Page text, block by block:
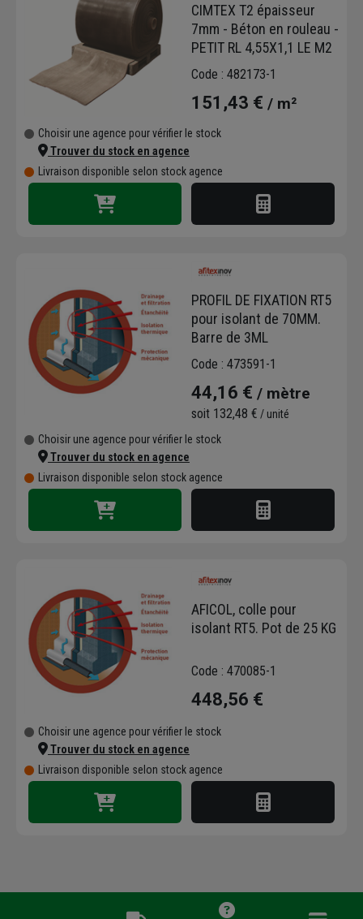
CIMTEX T2 épaisseur
7mm - Béton en rouleau -
PETIT RL 4,55X1,1 LE M2
Code : 482173-1
151,43 € / m²
Choisir une agence pour vérifier le stock
Trouver du stock en agence
Livraison disponible selon stock agence
PROFIL DE FIXATION RT5
pour isolant de 70MM.
Barre de 3ML
Code : 473591-1
44,16 € / mètre
soit 132,48 € / unité
Choisir une agence pour vérifier le stock
Trouver du stock en agence
Livraison disponible selon stock agence
AFICOL, colle pour
isolant RT5. Pot de 25 KG
Code : 470085-1
448,56 €
Choisir une agence pour vérifier le stock
Trouver du stock en agence
Livraison disponible selon stock agence